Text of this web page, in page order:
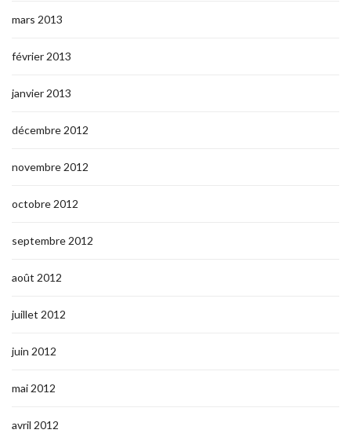
mars 2013
février 2013
janvier 2013
décembre 2012
novembre 2012
octobre 2012
septembre 2012
août 2012
juillet 2012
juin 2012
mai 2012
avril 2012